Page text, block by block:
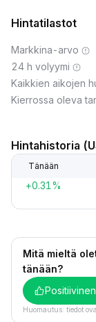
Hintatilastot
Markkina-arvo
24 h volyymi
Kaikkien aikojen
Kierrossa oleva
Hintahistoria
Tänään
+0.31%
Mitä mieltä
tänään?
Positiivinen
Huomautus: tiedot